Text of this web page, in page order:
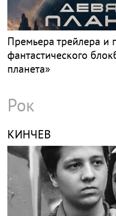
Премьера трейлера и
фантастического
планета»
Рок
КИНЧЕВ